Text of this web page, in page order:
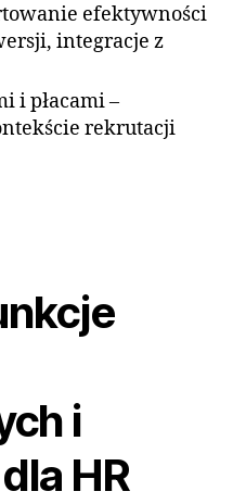
efektywności
integracje z
i płacami –
rekrutacji
i
HR